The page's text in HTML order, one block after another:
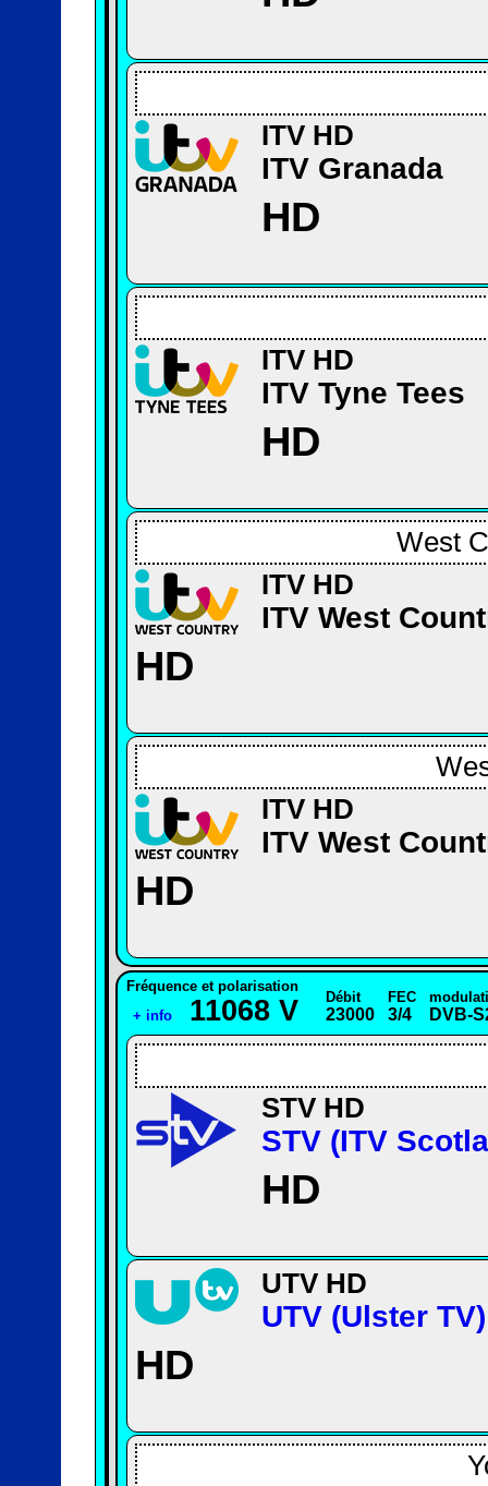
ITV HD
ITV Granada
HD
ITV HD
ITV Tyne Tees
HD
West
ITV HD
ITV West
HD
ITV HD
ITV West
HD
Fréquence et polarisation
+ info 11068 V Débit
23000
FEC
3/4 DVB-
STV HD
STV (ITV
HD
UTV HD
UTV (Ulster TV)
HD